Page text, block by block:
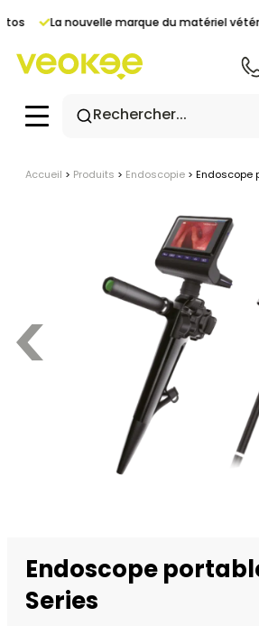
La nouvelle marque du matériel
Accueil > Produits > Endoscopie > Endoscope
Endoscope
Series